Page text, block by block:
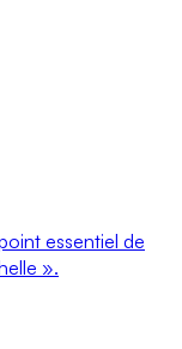
essentiel de
».